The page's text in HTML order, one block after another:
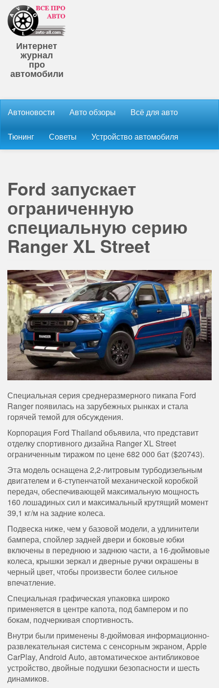
Интернет
журнал
про
автомобили
Автоновости Авто обзоры Всё для авто
Тюнинг Советы Устройство автомобиля
Ford запускает
ограниченную
специальную серию
Ranger XL Street
Специальная серия среднеразмерного пикапа Ford
Ranger появилась на зарубежных рынках и стала
горячей темой для обсуждения.
Корпорация Ford Thailand объявила, что представит
отделку спортивного дизайна Ranger XL Street
ограниченным тиражом по цене 682 000 бат ($20743).
Эта модель оснащена 2,2-литровым турбодизельным
двигателем и 6-ступенчатой ​​механической коробкой
передач, обеспечивающей максимальную мощность
160 лошадиных сил и максимальный крутящий момент
39,1 кг/м на задние колеса.
Подвеска ниже, чем у базовой модели, а удлинители
бампера, спойлер задней двери и боковые юбки
включены в переднюю и заднюю части, а 16-дюймовые
колеса, крышки зеркал и дверные ручки окрашены в
черный цвет, чтобы произвести более сильное
впечатление.
Специальная графическая упаковка широко
применяется в центре капота, под бампером и по
бокам, подчеркивая спортивность.
Внутри были применены 8-дюймовая информационно-
развлекательная система с сенсорным экраном, Apple
CarPlay, Android Auto, автоматическое антибликовое
устройство, двойные подушки безопасности и шесть
динамиков.